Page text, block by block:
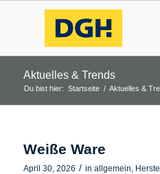
Aktuelles & Trends
Du bist hier: Startseite / Aktuelles &
Weiße Ware
April 30, 2026 / in allgemein,